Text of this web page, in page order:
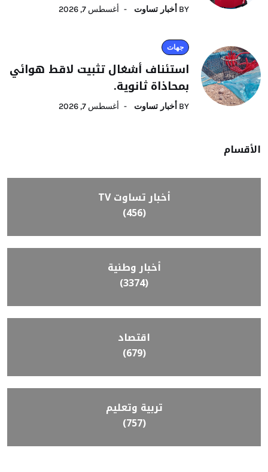
BY أخبار تساوت أغسطس 7, 2026
جهات
استئناف أشغال تثبيت لاقط هوائي
بمحاذاة ثانوية.
BY أخبار تساوت أغسطس 7, 2026
الأقسام
أخبار تساوت TV
(456)
أخبار وطنية
(3374)
اقتصاد
(679)
تربية وتعليم
(757)